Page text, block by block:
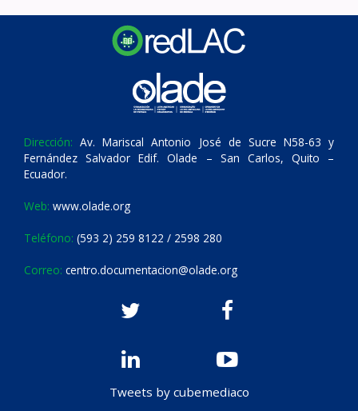
Dirección: Av. Mariscal Antonio José de Sucre N58-63 y
Fernández Salvador Edif. Olade – San Carlos, Quito –
Ecuador.
Web: www.olade.org
Teléfono: (593 2) 259 8122 / 2598 280
Correo: centro.documentacion@olade.org
Tweets by cubemediaco